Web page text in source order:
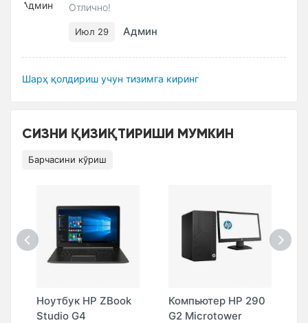
Отлично!
Июл 29 Админ
Шарҳ қолдириш учун тизимга киринг
СИЗНИ ҚИЗИҚТИРИШИ МУМКИН
Барчасини кўриш
Ноутбук HP ZBook
Studio G4
Компьютер HP 290
G2 Microtower